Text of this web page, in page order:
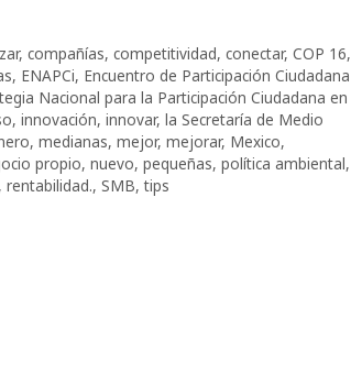
, compañías, competitividad, conectar, COP 16,
, ENAPCi, Encuentro de Participación Ciudadana
Nacional para la Participación Ciudadana en
, innovación, innovar, la Secretaría de Medio
, medianas, mejor, mejorar, Mexico,
propio, nuevo, pequeñas, política ambiental,
, rentabilidad., SMB,tips